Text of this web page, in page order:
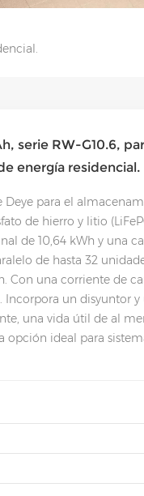
serie RW-G10.6,
energía residencial.
Deye para el
de hierro y litio
de 10,64 kWh y una
de hasta 32
Con una corriente de
Incorpora un disyuntor y
una vida útil de al
opción ideal para